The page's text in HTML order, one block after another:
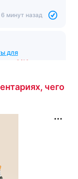
6 минут назад
для
9/10
чего